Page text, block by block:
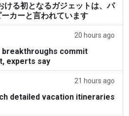
ける初となるガジェットは、パ
カーと言われています
20 hours ago
breakthroughs commit
experts say
21 hours ago
detailed vacation itineraries